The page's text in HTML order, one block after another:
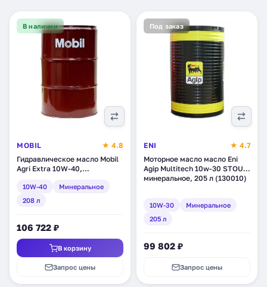
В наличии
MOBIL
★ 4.8
Гидравлическое масло Mobil
Agri Extra 10W-40,
10W-40
Минеральное
208 л
106 722 ₽
В корзину
Запрос цены
Под заказ
ENI
★ 4.7
Моторное масло масло Eni
Agip Multitech 10w-30 STOU,
минеральное, 205 л (130010)
10W-30
Минеральное
205 л
99 802 ₽
Запрос цены